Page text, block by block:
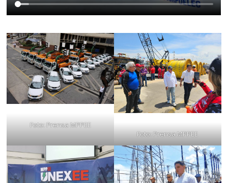
Foto: Prensa MPPEE
Foto: Prensa MPPEE